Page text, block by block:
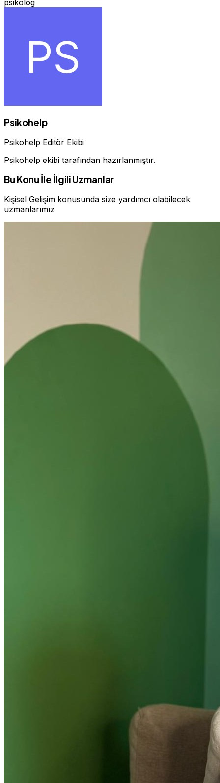
psikolog
Psikohelp
Psikohelp Editör Ekibi
Psikohelp ekibi tarafından hazırlanmıştır.
Bu Konu İle İlgili Uzmanlar
Kişisel Gelişim konusunda size yardımcı olabilecek
uzmanlarımız